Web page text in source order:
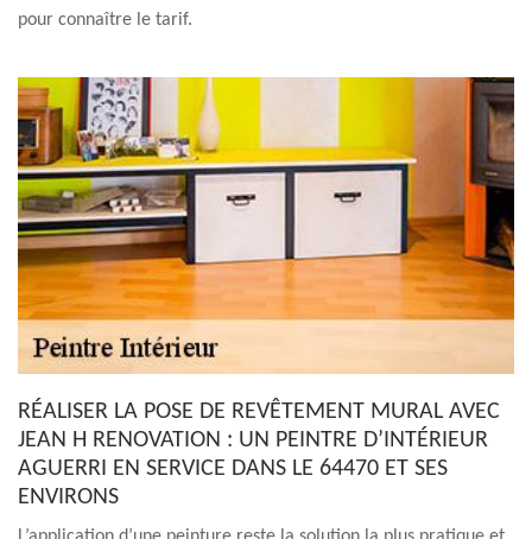
pour connaître le tarif.
RÉALISER LA POSE DE REVÊTEMENT MURAL AVEC
JEAN H RENOVATION : UN PEINTRE D’INTÉRIEUR
AGUERRI EN SERVICE DANS LE 64470 ET SES
ENVIRONS